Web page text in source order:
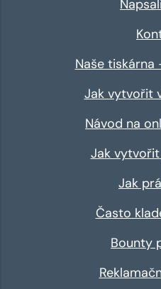
Naše tiskárna
Jak vytvořit
Návod na
Jak
Jak
Často
Bounty